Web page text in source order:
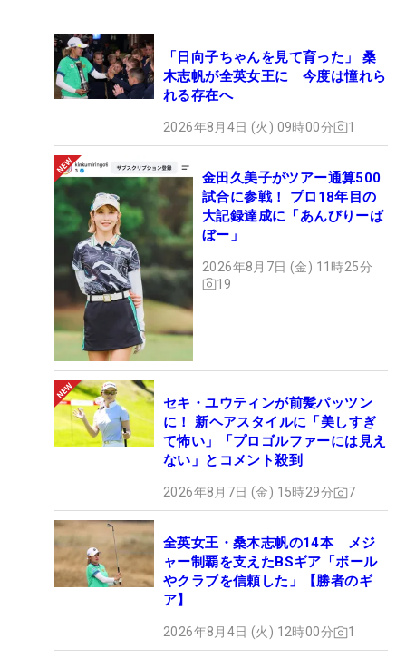
「日向子ちゃんを見て育った」 桑
木志帆が全英女王に 今度は憧れら
れる存在へ
2026年8月4日 (火) 09時00分 1
金田久美子がツアー通算500
試合に参戦！ プロ18年目の
大記録達成に「あんびりーば
ぼー」
2026年8月7日 (金) 11時25分
19
セキ・ユウティンが前髪パッツン
に！ 新ヘアスタイルに「美しすぎ
て怖い」「プロゴルファーには見え
ない」とコメント殺到
2026年8月7日 (金) 15時29分 7
全英女王・桑木志帆の14本 メジ
ャー制覇を支えたBSギア「ボール
やクラブを信頼した」【勝者のギ
ア】
2026年8月4日 (火) 12時00分 1